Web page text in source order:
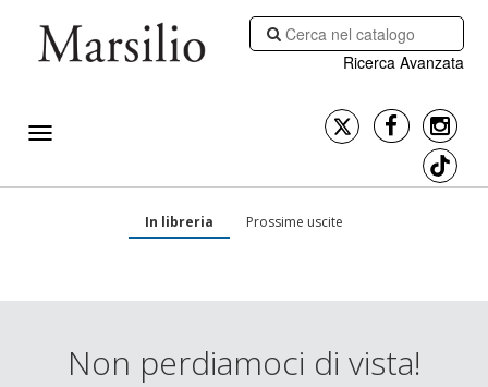
Ricerca Avanzata
In libreria Prossime uscite
Non perdiamoci di vista!